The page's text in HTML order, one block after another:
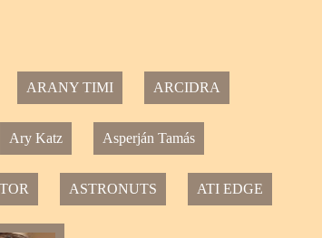
ARANY TIMI ARCIDRA
Ary Katz Asperján Tamás
ASTRONUTS ATI EDGE